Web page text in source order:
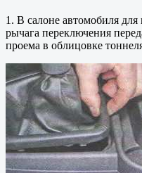
1. В салоне автомобиля
рычага переключения
проема в облицовке